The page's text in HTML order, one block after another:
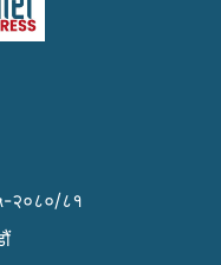
२०८०/८१